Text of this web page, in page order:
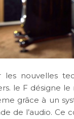
les nouvelles
le F désigne
grâce à un
de l’audio. Ce